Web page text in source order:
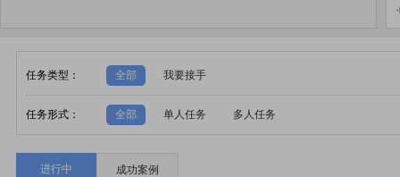
·
任务类型： 全部 我要接手
任务形式： 全部 单人任务 多人任务
进行中 成功案例